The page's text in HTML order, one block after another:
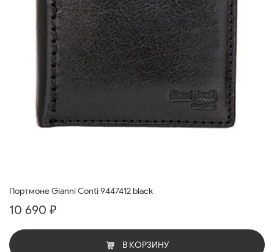
Портмоне Gianni Conti 9447412 black
10 690 ₽
В КОРЗИНУ